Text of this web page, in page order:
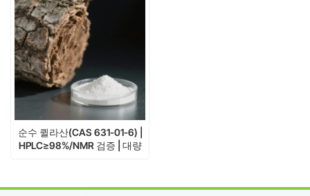
순수 퀼라산(CAS 631-01-6) |
HPLC≥98%/NMR 검증 | 대량